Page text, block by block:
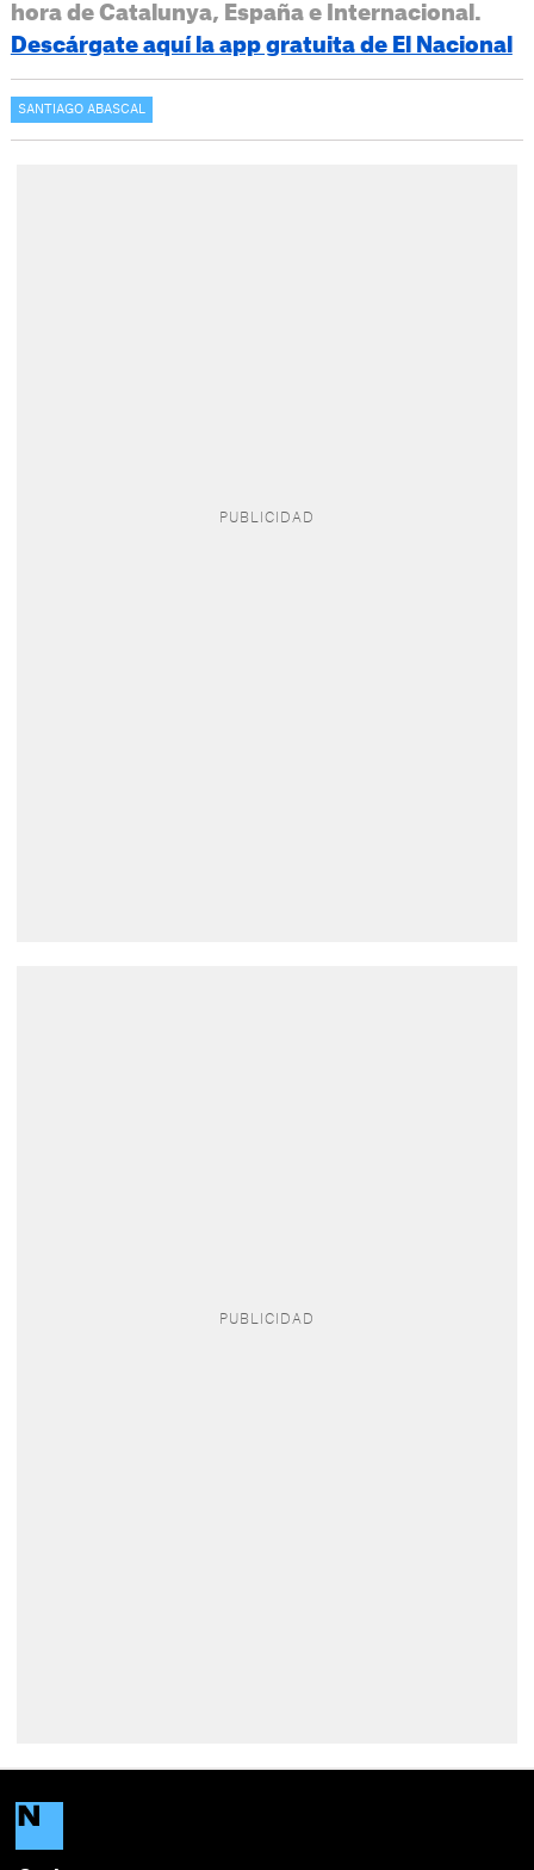
hora de Catalunya, España e Internacional.
Descárgate aquí la app gratuita de El Nacional
SANTIAGO ABASCAL